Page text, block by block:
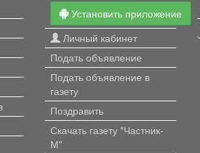
Установить приложение
Личный кабинет
Подать объявление
Подать объявление в
газету
Поздравить
Скачать газету "Частник-
М"